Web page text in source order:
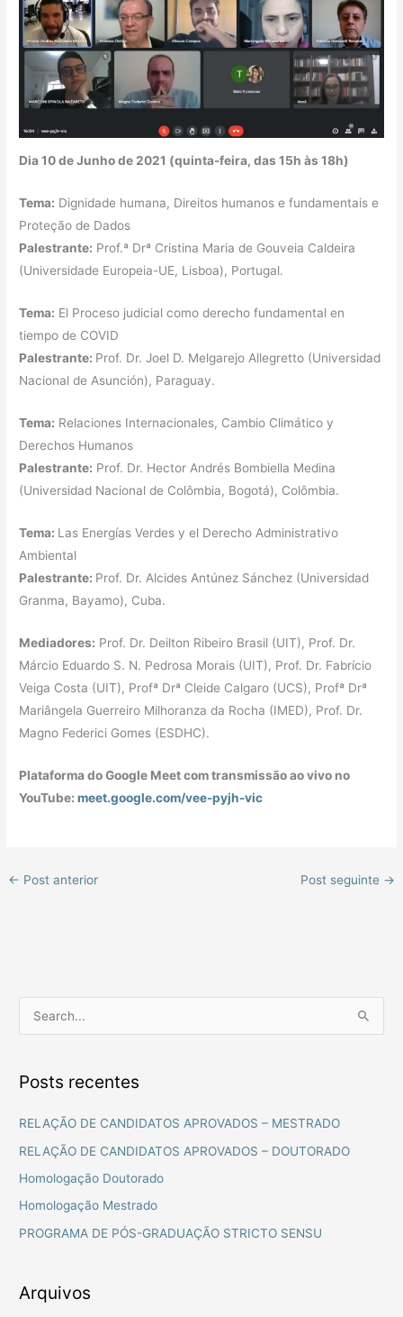
Dia 10 de Junho de 2021 (quinta-feira, das 15h às 18h)
Tema: Dignidade humana, Direitos humanos e fundamentais e
Proteção de Dados
Palestrante: Prof.ª Drª Cristina Maria de Gouveia Caldeira
(Universidade Europeia-UE, Lisboa), Portugal.
Tema: El Proceso judicial como derecho fundamental en
tiempo de COVID
Palestrante: Prof. Dr. Joel D. Melgarejo Allegretto (Universidad
Nacional de Asunción), Paraguay.
Tema: Relaciones Internacionales, Cambio Climático y
Derechos Humanos
Palestrante: Prof. Dr. Hector Andrés Bombiella Medina
(Universidad Nacional de Colômbia, Bogotá), Colômbia.
Tema: Las Energías Verdes y el Derecho Administrativo
Ambiental
Palestrante: Prof. Dr. Alcides Antúnez Sánchez (Universidad
Granma, Bayamo), Cuba.
Mediadores: Prof. Dr. Deilton Ribeiro Brasil (UIT), Prof. Dr.
Márcio Eduardo S. N. Pedrosa Morais (UIT), Prof. Dr. Fabrício
Veiga Costa (UIT), Profª Drª Cleide Calgaro (UCS), Profª Drª
Mariângela Guerreiro Milhoranza da Rocha (IMED), Prof. Dr.
Magno Federici Gomes (ESDHC).
Plataforma do Google Meet com transmissão ao vivo no
YouTube:meet.google.com/vee-pyjh-vic
← Post anterior Post seguinte →
q
u
r
p
r
Posts recentes
RELAÇÃO DE CANDIDATOS APROVADOS – MESTRADO
RELAÇÃO DE CANDIDATOS APROVADOS – DOUTORADO
Homologação Doutorado
Homologação Mestrado
PROGRAMA DE PÓS-GRADUAÇÃO STRICTO SENSU
Arquivos